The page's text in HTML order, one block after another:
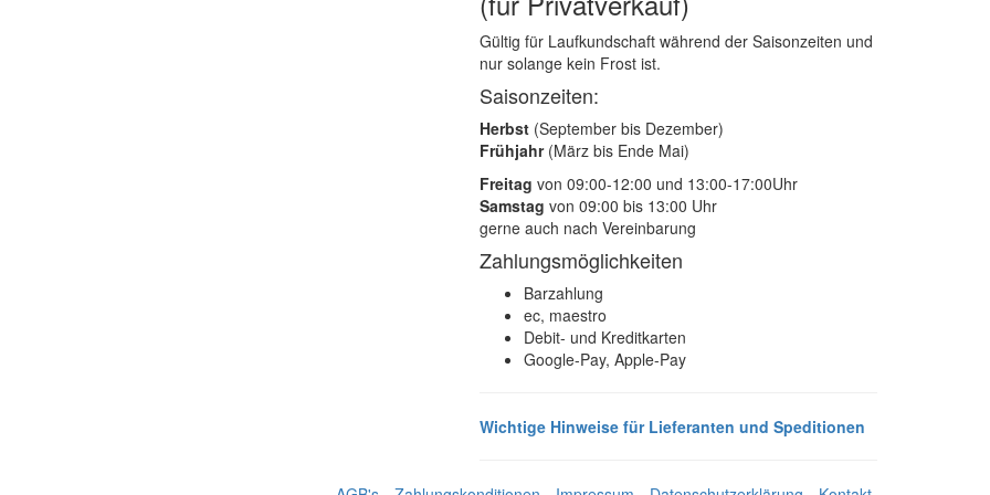
Gültig für Laufkundschaft während der Saisonzeiten und
nur solange kein Frost ist.
Saisonzeiten:
Herbst (September bis Dezember)
Frühjahr(März bis Ende Mai)
Freitag von 09:00-12:00 und 13:00-17:00Uhr
Samstag von 09:00 bis 13:00 Uhr
gerne auch nach Vereinbarung
Zahlungsmöglichkeiten
Barzahlung
ec, maestro
Debit- und Kreditkarten
Google-Pay, Apple-Pay
Wichtige Hinweise für Lieferanten und Speditionen